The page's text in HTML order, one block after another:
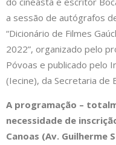
a sessão de autógrafos
“Dicionário de Filmes
2022”, organizado pelo
Póvoas e publicado pelo
(Iecine), da Secretaria de
A programação –
necessidade de
Canoas (Av. Guilherme